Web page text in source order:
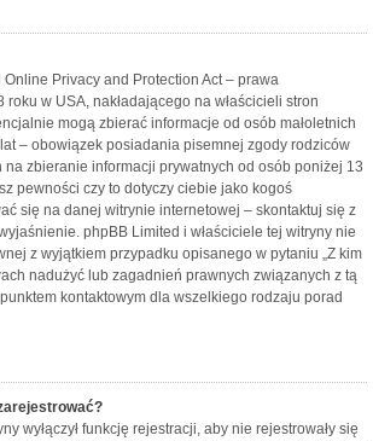
Online Privacy and Protection Act – prawa
w USA, nakładającego na właścicieli stron
mogą zbierać informacje od osób małoletnich
– obowiązek posiadania pisemnej zgody rodziców
na zbieranie informacji prywatnych od osób poniżej 13
pewności czy to dotyczy ciebie jako kogoś
się na danej witrynie internetowej – skontaktuj się z
phpBB Limited i właściciele tej witryny nie
z wyjątkiem przypadku opisanego w pytaniu „Z kim
nadużyć lub zagadnień prawnych związanych z tą
kontaktowym dla wszelkiego rodzaju porad
wyłączył funkcję rejestracji, aby nie rejestrowały się